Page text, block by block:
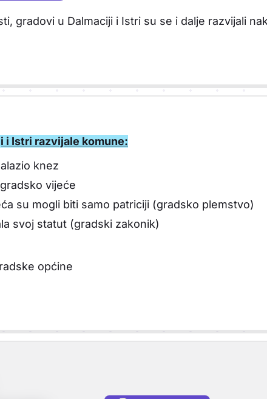
gradovi u Dalmaciji i Istri su se i dalje razvijali
i Istri razvijale komune:
knez
vijeće
su mogli biti samo patriciji (gradsko plemstvo)
svoj statut (gradski zakonik)
općine